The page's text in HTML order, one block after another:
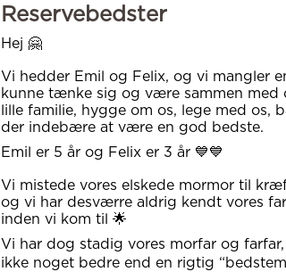
Reservebedster
Hej 🤗
Vi hedder Emil og Felix, og vi mangler
kunne tænke sig og være sammen med
lille familie, hygge om os, lege med os,
der indebære at være en god bedste.
Emil er 5 år og Felix er 3 år 💙💙
Vi mistede vores elskede mormor til
og vi har desværre aldrig kendt vores
inden vi kom til 🌟
Vi har dog stadig vores morfar og
ikke noget bedre end en rigtig